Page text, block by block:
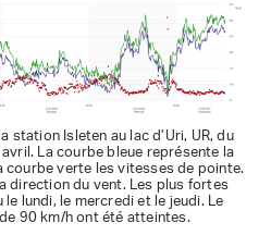
station Isleten au lac d’Uri, UR, du
La courbe bleue représente la
verte les vitesses de pointe.
direction du vent. Les plus fortes
lundi, le mercredi et le jeudi. Le
90 km/h ont été atteintes.